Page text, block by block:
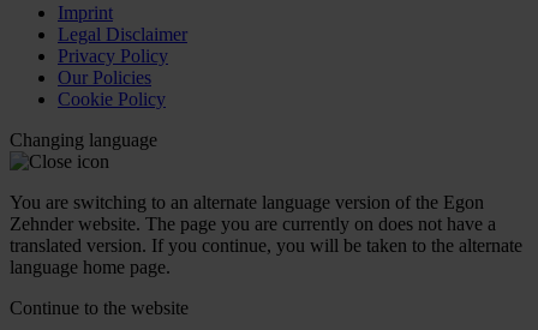
Imprint
Legal Disclaimer
Privacy Policy
Our Policies
Cookie Policy
Changing language
You are switching to an alternate language version of the Egon
Zehnder website. The page you are currently on does not have a
translated version. If you continue, you will be taken to the alternate
language home page.
Continue to the website